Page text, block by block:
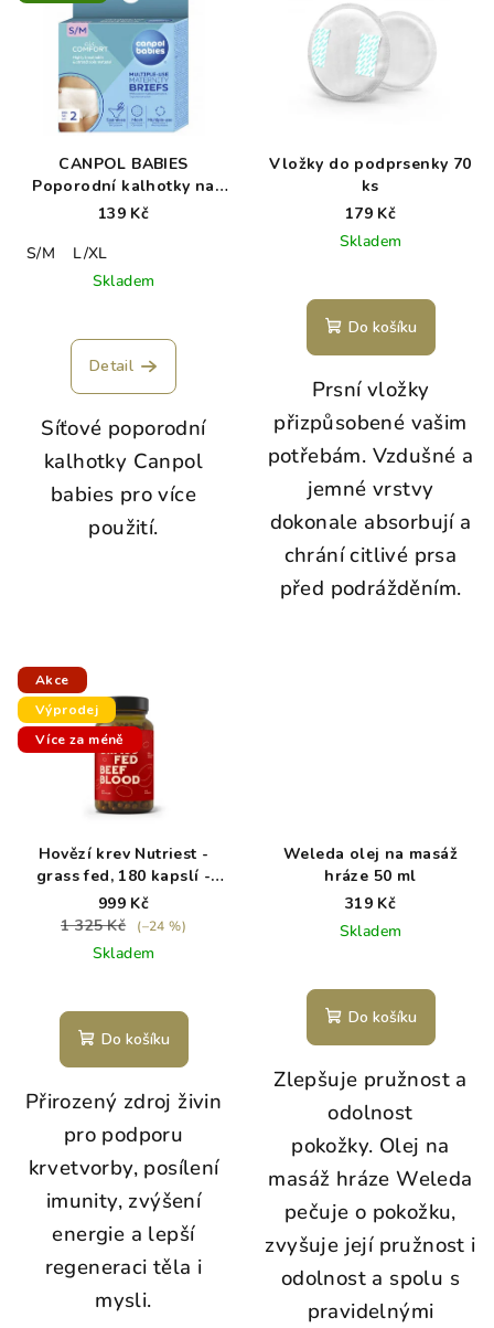
CANPOL BABIES
Poporodní kalhotky na
více použití 2ks
139 Kč
S/M
L/XL
Skladem
Detail
Síťové poporodní
kalhotky Canpol
babies pro více
použití.
Vložky do podprsenky 70
ks
179 Kč
Skladem
Do košíku
Prsní vložky
přizpůsobené vašim
potřebám. Vzdušné a
jemné vrstvy
dokonale absorbují a
chrání citlivé prsa
před podrážděním.
Akce
Výprodej
Více za méně
Hovězí krev Nutriest -
grass fed, 180 kapslí -
exp. 5/26
999 Kč
1 325 Kč
(–24 %)
Skladem
Do košíku
Přirozený zdroj živin
pro podporu
krvetvorby, posílení
imunity, zvýšení
energie a lepší
regeneraci těla i
mysli.
Weleda olej na masáž
hráze 50 ml
319 Kč
Skladem
Do košíku
Zlepšuje pružnost a
odolnost
pokožky. Olej na
masáž hráze Weleda
pečuje o pokožku,
zvyšuje její pružnost i
odolnost a spolu s
pravidelnými